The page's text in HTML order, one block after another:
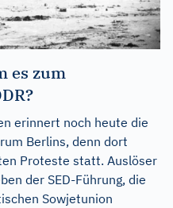
es zum
erinnert noch heute die
Berlins, denn dort
Proteste statt. Auslöser
der SED-Führung, die
Sowjetunion